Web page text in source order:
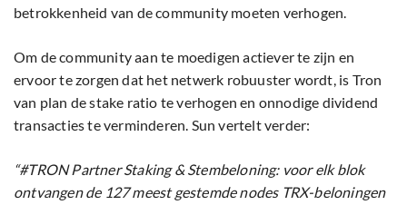
betrokkenheid van de community moeten verhogen.
Om de community aan te moedigen actiever te zijn en
ervoor te zorgen dat het netwerk robuuster wordt, is Tron
van plan de stake ratio te verhogen en onnodige dividend
transacties te verminderen. Sun vertelt verder:
“#TRON Partner Staking & Stembeloning: voor elk blok
ontvangen de 127 meest gestemde nodes TRX-beloningen